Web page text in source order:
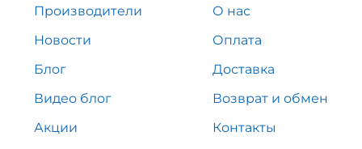
Производители
Новости
Блог
Видео блог
Акции
О нас
Оплата
Доставка
Возврат и обмен
Контакты